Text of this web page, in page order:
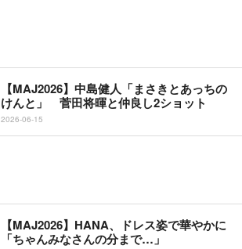
【MAJ2026】中島健人「まさきとあっちの
けんと」 菅田将暉と仲良し2ショット
2026-06-15
【MAJ2026】HANA、ドレス姿で華やかに
「ちゃんみなさんの分まで…」